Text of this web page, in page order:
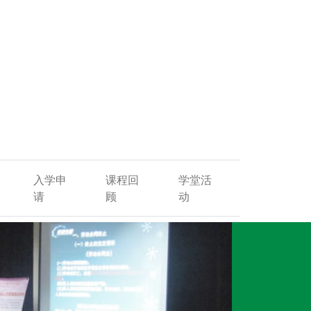
入学申
请
课程回
顾
学堂活
动